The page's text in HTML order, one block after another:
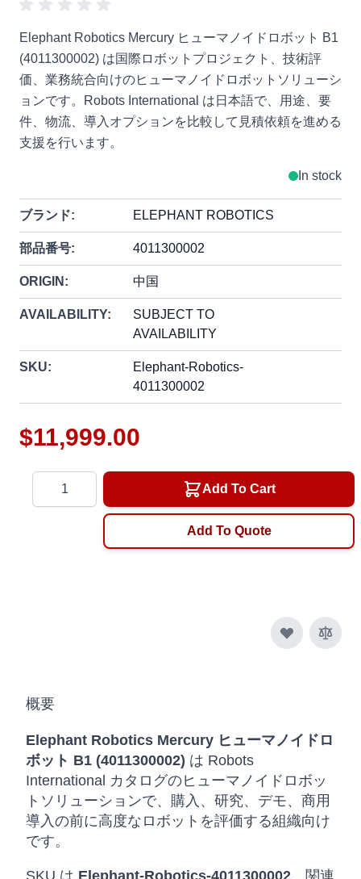
Elephant Robotics Mercury ヒューマノイドロボット B1
(4011300002) は国際ロボットプロジェクト、技術評
価、業務統合向けのヒューマノイドロボットソリューシ
ョンです。Robots International は日本語で、用途、要
件、物流、導入オプションを比較して見積依頼を進める
支援を行います。
In stock
ブランド: ELEPHANT ROBOTICS
部品番号: 4011300002
ORIGIN: 中国
AVAILABILITY:
SUBJECT TO
AVAILABILITY
SKU:
Elephant-Robotics-
4011300002
$11,999.00
Add To Cart
Add To Quote
概要
Elephant Robotics Mercury ヒューマノイドロ
ボット B1 (4011300002) は Robots
International カタログのヒューマノイドロボッ
トソリューションで、購入、研究、デモ、商用
導入の前に高度なロボットを評価する組織向け
です。
SKU は Elephant-Robotics-4011300002、関連